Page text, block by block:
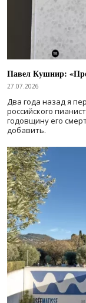
Павел Кушнир:
27.07.2026
Два года назад я
российского
годовщину его
добавить.